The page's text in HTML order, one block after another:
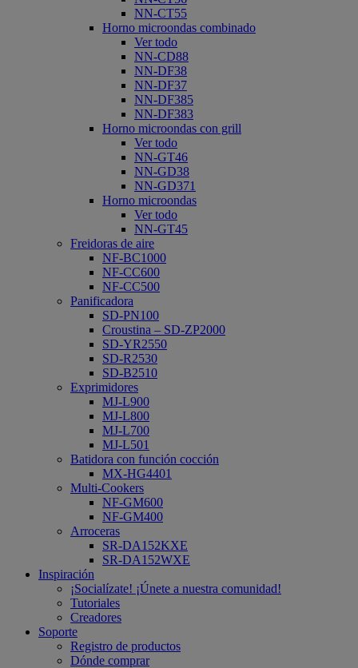
NN-CT55
Horno microondas combinado
Ver todo
NN-CD88
NN-DF38
NN-DF37
NN-DF385
NN-DF383
Horno microondas con grill
Ver todo
NN-GT46
NN-GD38
NN-GD371
Horno microondas
Ver todo
NN-GT45
Freidoras de aire
NF-BC1000
NF-CC600
NF-CC500
Panificadora
SD-PN100
Croustina – SD-ZP2000
SD-YR2550
SD-R2530
SD-B2510
Exprimidores
MJ-L900
MJ-L800
MJ-L700
MJ-L501
Batidora con función cocción
MX-HG4401
Multi-Cookers
NF-GM600
NF-GM400
Arroceras
SR-DA152KXE
SR-DA152WXE
Inspiración
¡Socialízate! ¡Únete a nuestra comunidad!
Tutoriales
Creadores
Soporte
Registro de productos
Dónde comprar